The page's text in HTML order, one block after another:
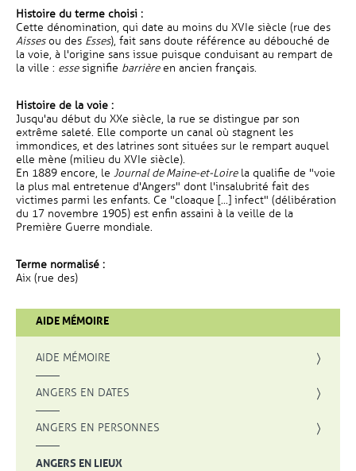
Histoire du terme choisi :
Cette dénomination, qui date au moins du XVIe siècle (rue des
Aissesou des Esses), fait sans doute référence au débouché de
la voie, à l'origine sans issue puisque conduisant au rempart de
la ville : essesignifie barrièreen ancien français.
Histoire de la voie :
Jusqu'au début du XXe siècle, la rue se distingue par son
extrême saleté. Elle comporte un canal où stagnent les
immondices, et des latrines sont situées sur le rempart auquel
elle mène (milieu du XVIe siècle).
En 1889 encore, le Journal de Maine-et-Loirela qualifie de "voie
la plus mal entretenue d'Angers" dont l'insalubrité fait des
victimes parmi les enfants. Ce "cloaque [...] infect" (délibération
du 17 novembre 1905) est enfin assaini à la veille de la
Première Guerre mondiale.
Terme normalisé :
Aix (rue des)
AIDE MÉMOIRE
AIDE MÉMOIRE
ANGERS EN DATES
ANGERS EN PERSONNES
ANGERS EN LIEUX